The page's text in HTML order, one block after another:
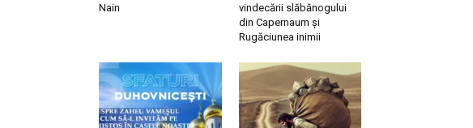
Nain
vindecării slăbănogului
din Capernaum și
Rugăciunea inimii